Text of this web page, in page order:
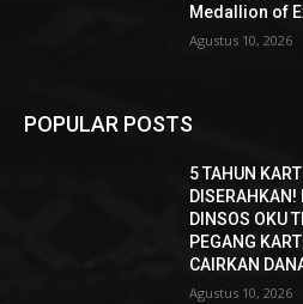
Medallion of
Agustus 10, 2026
POPULAR POSTS
5 TAHUN
DINSOS OKU
PEGANG
CAIRKAN
Agustus 10, 2026